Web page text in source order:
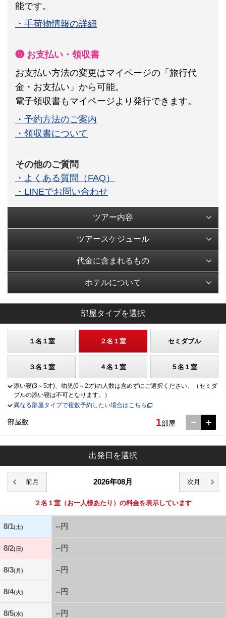
能です。
・手荷物情報の詳細
❺ お支払い・領収書
お支払い方法の変更はマイページの「旅行代
金・お支払い」から可能。
電子領収書もマイページより発行できます。
・予約方法のご案内
・領収書について
その他のご質問
・よくある質問（FAQ）
・LINEでお問い合わせ
ツアー内容
ツアースケジュール
代金に含まれるもの
ホテルについて
部屋タイプを選択
１名１室 ２名１室 セミダブル
３名１室 ４名１室 ５名１室
添い寝(3～5才)、幼児(0～2才)の人数は含めずにご選択ください。（セミダ
ブルの添い寝は不可となります。）
異なる部屋タイプで複数予約したい場合はこちら
部屋数 1部屋
出発日を選択
2026年08月
２名１室 （お一人様あたり）の料金を表示しています
8/1(土) --円
8/2(日) --円
8/3(月) --円
8/4(火) --円
8/5(水) --円